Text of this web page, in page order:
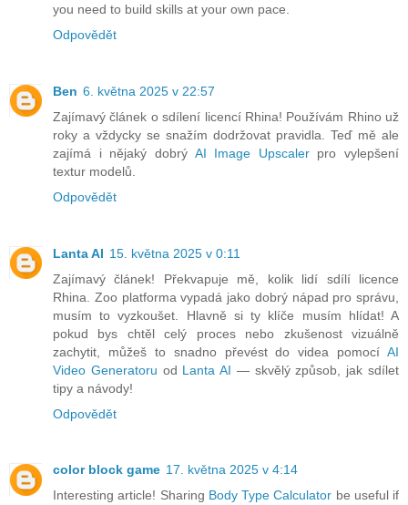
you need to build skills at your own pace.
Odpovědět
Ben 6. května 2025 v 22:57
Zajímavý článek o sdílení licencí Rhina! Používám Rhino už
roky a vždycky se snažím dodržovat pravidla. Teď mě ale
zajímá i nějaký dobrý AI Image Upscalerpro vylepšení
textur modelů.
Odpovědět
Lanta AI 15. května 2025 v 0:11
Zajímavý článek! Překvapuje mě, kolik lidí sdílí licence
Rhina. Zoo platforma vypadá jako dobrý nápad pro správu,
musím to vyzkoušet. Hlavně si ty klíče musím hlídat! A
pokud bys chtěl celý proces nebo zkušenost vizuálně
zachytit, můžeš to snadno převést do videa pomocí AI
Video Generatoru od Lanta AI — skvělý způsob, jak sdílet
tipy a návody!
Odpovědět
color block game 17. května 2025 v 4:14
Interesting article! Sharing Body Type Calculator be useful if